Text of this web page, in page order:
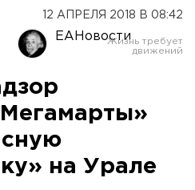
12 АПРЕЛЯ 2018 В 08:42
ЕАНовости
на Урале